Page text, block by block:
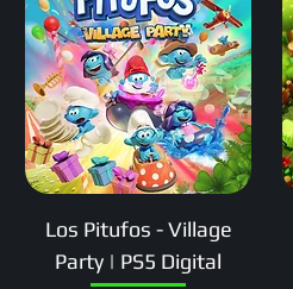
Los Pitufos - Village
Party | PS5 Digital